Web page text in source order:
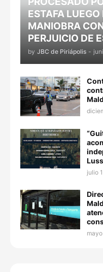
ESTAFA
MANIOBRA
PERJUICIO DE
by JBC de Piriápolis -
julio